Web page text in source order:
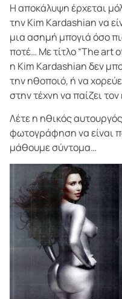
Η αποκάλυψη έρχεται
την Kim Kardashian να
μια ασημή μπογιά όσο
ποτέ… Με τίτλο “The art
η Kim Kardashian δεν
την ηθοποιό, ή να
στην τέχνη να παίζει τον
Λέτε η ηθικός
φωτογράφηση να είναι
μάθουμε σύντομα…